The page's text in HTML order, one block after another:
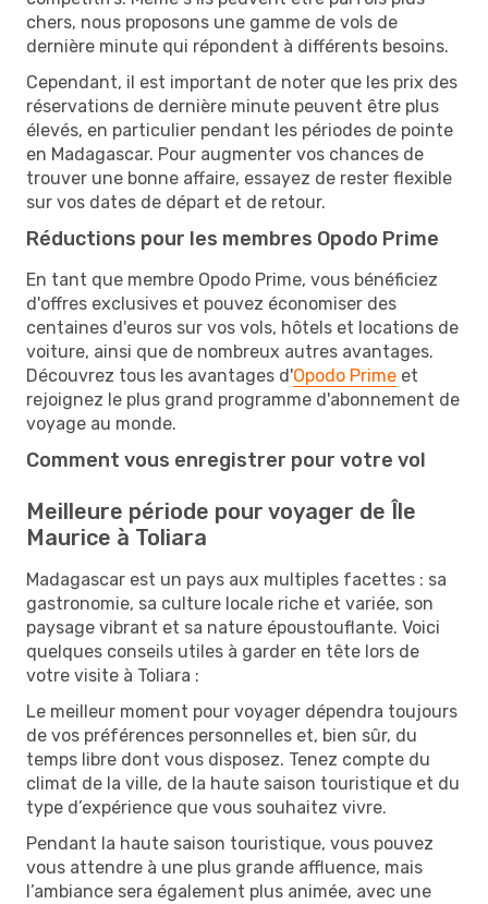
chers, nous proposons une gamme de vols de
dernière minute qui répondent à différents besoins.
Cependant, il est important de noter que les prix des
réservations de dernière minute peuvent être plus
élevés, en particulier pendant les périodes de pointe
en Madagascar. Pour augmenter vos chances de
trouver une bonne affaire, essayez de rester flexible
sur vos dates de départ et de retour.
Réductions pour les membres Opodo Prime
En tant que membre Opodo Prime, vous bénéficiez
d'offres exclusives et pouvez économiser des
centaines d'euros sur vos vols, hôtels et locations de
voiture, ainsi que de nombreux autres avantages.
Découvrez tous les avantages d'Opodo Prime et
rejoignez le plus grand programme d'abonnement de
voyage au monde.
Comment vous enregistrer pour votre vol
Meilleure période pour voyager de Île
Maurice à Toliara
Madagascar est un pays aux multiples facettes : sa
gastronomie, sa culture locale riche et variée, son
paysage vibrant et sa nature époustouflante. Voici
quelques conseils utiles à garder en tête lors de
votre visite à Toliara :
Le meilleur moment pour voyager dépendra toujours
de vos préférences personnelles et, bien sûr, du
temps libre dont vous disposez. Tenez compte du
climat de la ville, de la haute saison touristique et du
type d’expérience que vous souhaitez vivre.
Pendant la haute saison touristique, vous pouvez
vous attendre à une plus grande affluence, mais
l’ambiance sera également plus animée, avec une